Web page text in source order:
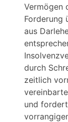
Vermögen
Forderung
aus
durch
zeitlich
und